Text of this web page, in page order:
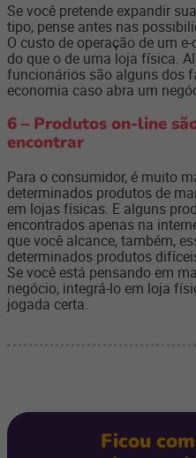
Se você pretende expandir
tipo, pense antes nas
O custo de operação de um
do que o de uma loja física.
funcionários são alguns dos
economia caso abra um
6 – Produtos on-line
encontrar
Para o consumidor, é muito
determinados produtos de
em lojas físicas. E alguns
encontrados apenas na
que você alcance, também,
determinados produtos
Se você está pensando em
negócio, integrá-lo em loja
jogada certa.
Ficou com